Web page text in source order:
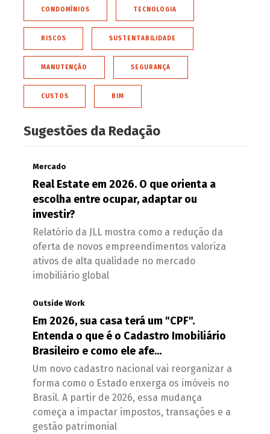
CONDOMÍNIOS TECNOLOGIA
RISCOS SUSTENTABILIDADE
MANUTENÇÃO SEGURANÇA
CUSTOS BIM
Sugestões da Redação
Mercado
Real Estate em 2026. O que orienta a
escolha entre ocupar, adaptar ou
investir?
Relatório da JLL mostra como a redução da
oferta de novos empreendimentos valoriza
ativos de alta qualidade no mercado
imobiliário global
Outside Work
Em 2026, sua casa terá um "CPF".
Entenda o que é o Cadastro Imobiliário
Brasileiro e como ele afe...
Um novo cadastro nacional vai reorganizar a
forma como o Estado enxerga os imóveis no
Brasil. A partir de 2026, essa mudança
começa a impactar impostos, transações e a
gestão patrimonial